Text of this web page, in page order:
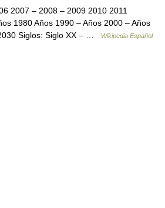
2007 – 2008 – 2009 2010 2011
1980 Años 1990 – Años 2000 – Años
Siglos: Siglo XX – …
Wikipedia Español